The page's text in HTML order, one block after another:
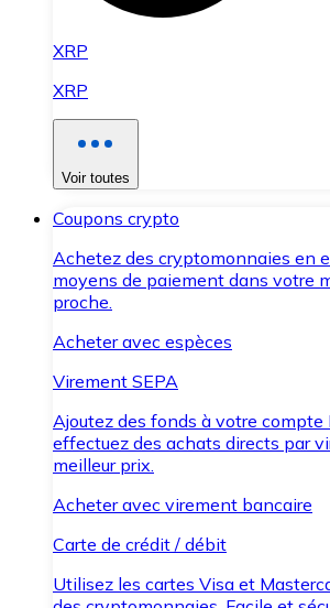
XRP
XRP
Voir toutes
Coupons crypto
Achetez des cryptomonnaies en
moyens de paiement dans votre
proche.
Acheter avec espèces
Virement SEPA
Ajoutez des fonds à votre compte
effectuez des achats directs par
meilleur prix.
Acheter avec virement bancaire
Carte de crédit / débit
Utilisez les cartes Visa et